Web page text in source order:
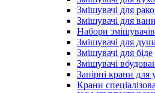
Змішувачі для
Змішувачі для
Набори змішувачів
Змішувачі для
Змішувачі для біде
Змішувачі
Запірні крани для
Крани